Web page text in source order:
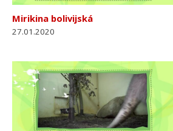
Mirikina bolivijská
27.01.2020